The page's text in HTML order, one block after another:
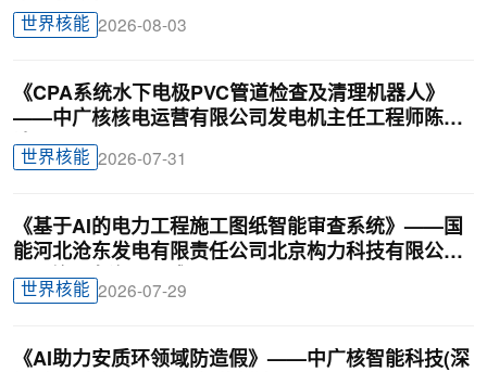
责人戴迎根
世界核能 2026-08-03
《CPA系统水下电极PVC管道检查及清理机器人》
——中广核核电运营有限公司发电机主任工程师陈俊
达
世界核能 2026-07-31
《基于AI的电力工程施工图纸智能审查系统》——国
能河北沧东发电有限责任公司北京构力科技有限公司
BIM曾理咨询罗晟威
世界核能 2026-07-29
《AI助力安质环领域防造假》——中广核智能科技(深